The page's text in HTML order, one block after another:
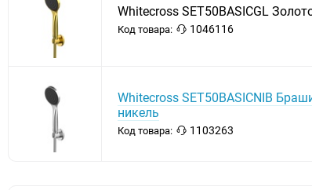
Whitecross SET50BASICGL
Код товара: 1046116
Whitecross SET50BASICNIB
никель
Код товара: 1103263